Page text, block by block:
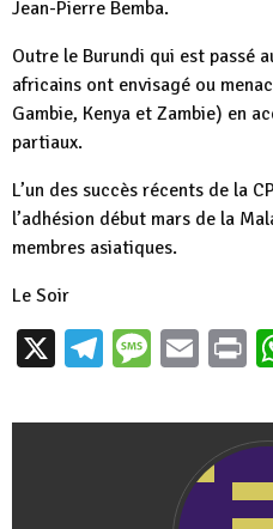
Jean-Pierre Bemba.
Outre le Burundi qui est passé
africains ont envisagé ou
Gambie, Kenya et Zambie) en
partiaux.
L’un des succès récents de la
l’adhésion début mars de la
membres asiatiques.
Le Soir
X Telegram